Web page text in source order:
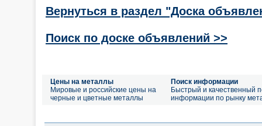
Вернуться в раздел "Доска
Поиск по доске объявлений >>
Цены на металлы
Мировые и российские цены на
черные и цветные металлы
Поиск информации
Быстрый и качественный
информации по рынку